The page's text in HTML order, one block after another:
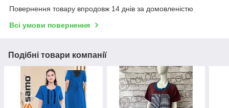
Повернення товару впродовж 14 днів за домовленістю
Всі умови повернення
Подібні товари компанії